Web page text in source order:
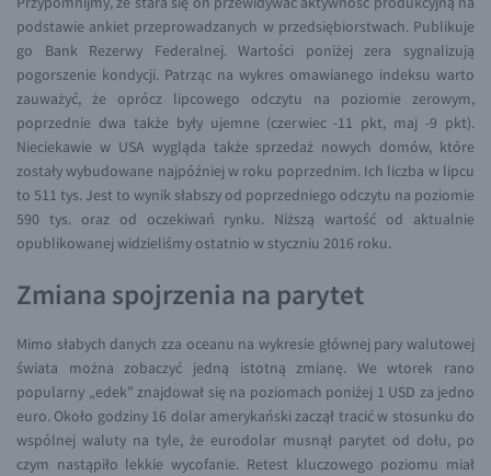
EUR/USD
EUR/GBP
EUR/CHF
EUR/CZK
EUR/DKK
EUR/NOK
EUR/SEK
EUR/CAD
EUR/CNY
EUR/HKD
EUR/HUF
podstawie ankiet przeprowadzanych w przedsiębiorstwach. Publikuje
go Bank Rezerwy Federalnej. Wartości poniżej zera sygnalizują
pogorszenie kondycji. Patrząc na wykres omawianego indeksu warto
zauważyć, że oprócz lipcowego odczytu na poziomie zerowym,
poprzednie dwa także były ujemne (czerwiec -11 pkt, maj -9 pkt).
Nieciekawie w USA wygląda także sprzedaż nowych domów, które
zostały wybudowane najpóźniej w roku poprzednim. Ich liczba w lipcu
to 511 tys. Jest to wynik słabszy od poprzedniego odczytu na poziomie
590 tys. oraz od oczekiwań rynku. Niższą wartość od aktualnie
opublikowanej widzieliśmy ostatnio w styczniu 2016 roku.
Zmiana spojrzenia na parytet
Mimo słabych danych zza oceanu na wykresie głównej pary walutowej
świata można zobaczyć jedną istotną zmianę. We wtorek rano
popularny „edek” znajdował się na poziomach poniżej 1 USD za jedno
euro. Około godziny 16 dolar amerykański zaczął tracić w stosunku do
wspólnej waluty na tyle, że eurodolar musnął parytet od dołu, po
czym nastąpiło lekkie wycofanie. Retest kluczowego poziomu miał